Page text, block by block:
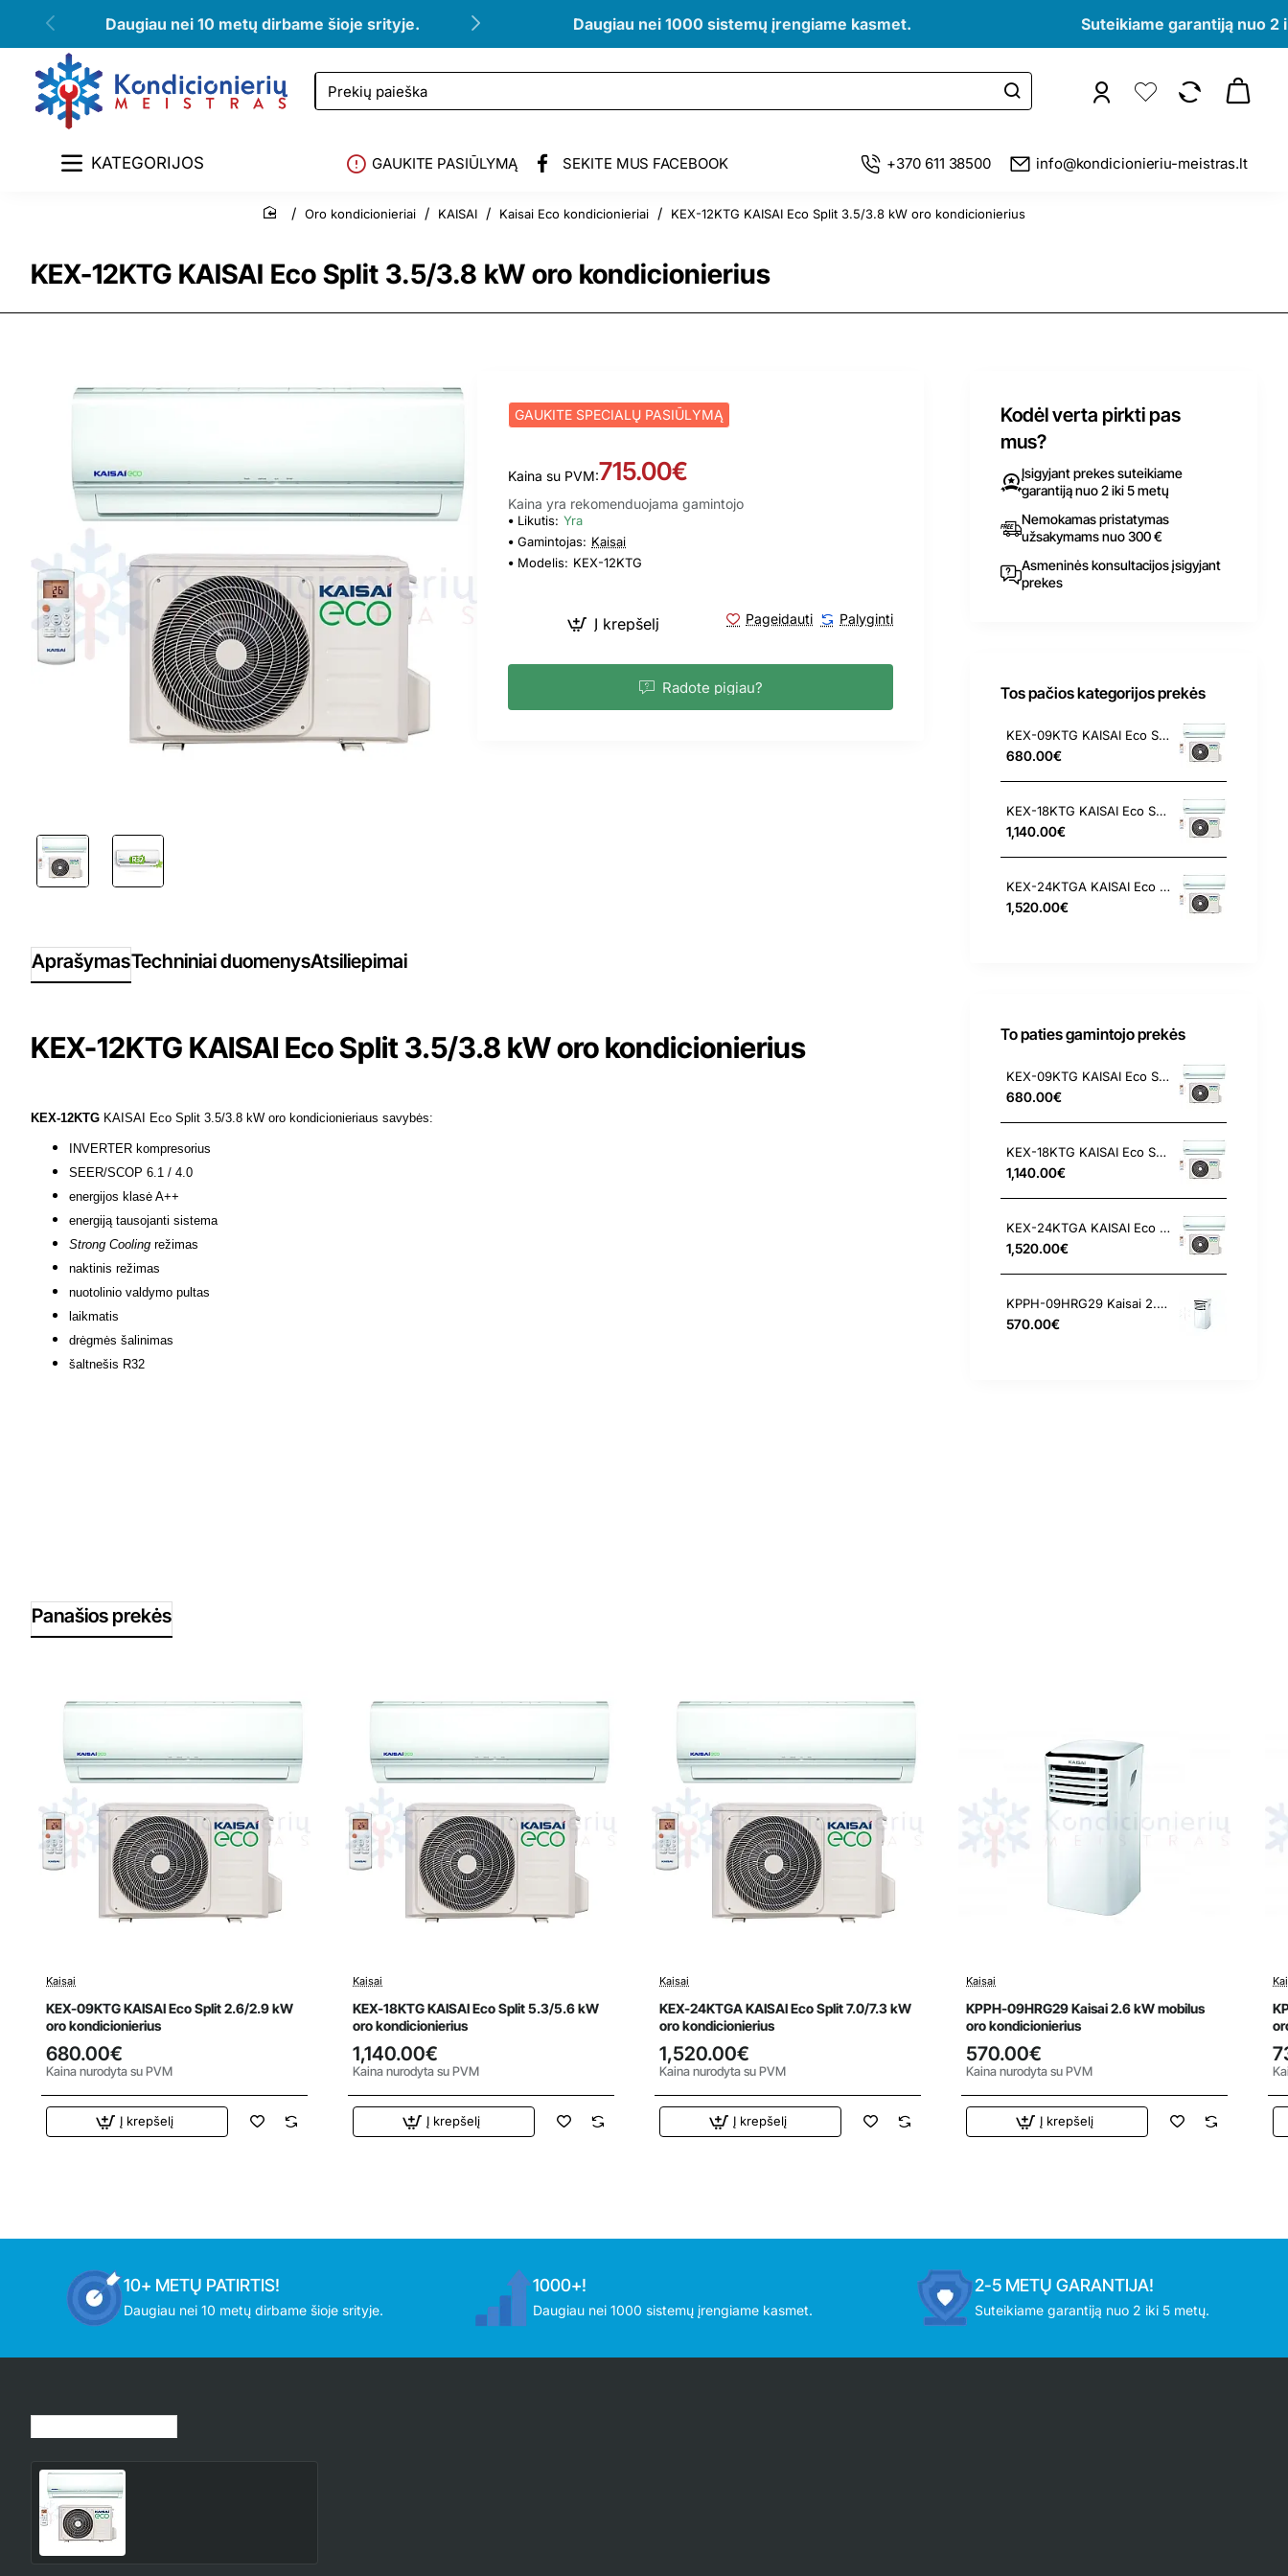
Daugiau nei 10 metų dirbame šioje srityje. Daugiau nei 1000 sistemų įrengiame kasmet. Suteikiame garantiją nuo 2
Prekių
paieška
KATEGORIJOS GAUKITE PASIŪLYMĄ SEKITE MUS FACEBOOK +370 611 38500 info@kondicionieriu-meistras.lt
KEX-12KTG KAISAI Eco Split 3.5/3.8 kW oro kondicionierius
home
Oro kondicionieriai KAISAI Kaisai Eco kondicionieriai KEX-12KTG KAISAI Eco Split 3.5/3.8 kW oro kondicionierius
GAUKITE SPECIALŲ PASIŪLYMĄ
Kaina su PVM:715.00€
Kaina yra rekomenduojama gamintojo
Likutis: Yra
Gamintojas: Kaisai
Modelis: KEX-12KTG
Į krepšelį
Radote pigiau?
Pageidauti Palyginti
AprašymasTechniniai duomenysAtsiliepimai
KEX-12KTG KAISAI Eco Split 3.5/3.8 kW oro kondicionierius
KEX-12KTG KAISAI Eco Split 3.5/3.8 kW oro kondicionieriaus savybės:
INVERTER kompresorius
SEER/SCOP 6.1 / 4.0
energijos klasė A++
energiją tausojanti sistema
Strong Cooling režimas
naktinis režimas
nuotolinio valdymo pultas
laikmatis
drėgmės šalinimas
šaltnešis R32
Kodėl verta pirkti pas
mus?
Įsigyjant prekes suteikiame
garantiją nuo 2 iki 5 metų
Nemokamas pristatymas
užsakymams nuo 300 €
Asmeninės konsultacijos įsigyjant
prekes
Tos pačios kategorijos prekės
KEX-09KTG KAISAI Eco Split 2.6/2.9 kW oro kondicionierius
680.00€
KEX-18KTG KAISAI Eco Split 5.3/5.6 kW oro kondicionierius
1,140.00€
KEX-24KTGA KAISAI Eco Split 7.0/7.3 kW oro kondicionierius
1,520.00€
To paties gamintojo prekės
KEX-09KTG KAISAI Eco Split 2.6/2.9 kW oro kondicionierius
680.00€
KEX-18KTG KAISAI Eco Split 5.3/5.6 kW oro kondicionierius
1,140.00€
KEX-24KTGA KAISAI Eco Split 7.0/7.3 kW oro kondicionierius
1,520.00€
KPPH-09HRG29 Kaisai 2.6 kW mobilus oro kondicionierius
570.00€
Panašios prekės
Kaisai
KEX-09KTG KAISAI Eco Split 2.6/2.9 kW
oro kondicionierius
680.00€
Kaina nurodyta su PVM
Į krepšelį
Kaisai
KEX-18KTG KAISAI Eco Split 5.3/5.6 kW
oro kondicionierius
1,140.00€
Kaina nurodyta su PVM
Į krepšelį
Kaisai
KEX-24KTGA KAISAI Eco Split 7.0/7.3 kW
oro kondicionierius
1,520.00€
Kaina nurodyta su PVM
Į krepšelį
Kaisai
KPPH-09HRG29 Kaisai 2.6 kW mobilus
oro kondicionierius
570.00€
Kaina nurodyta su PVM
Į krepšelį
10+ METŲ PATIRTIS!
Daugiau nei 10 metų dirbame šioje srityje.
1000+!
Daugiau nei 1000 sistemų įrengiame kasmet.
2-5 METŲ GARANTIJA!
Suteikiame garantiją nuo 2 iki 5 metų.